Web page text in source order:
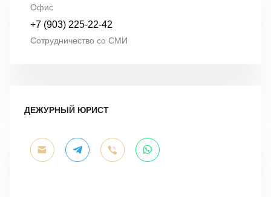
Офис
+7 (903) 225-22-42
Сотрудничество со СМИ
ДЕЖУРНЫЙ ЮРИСТ